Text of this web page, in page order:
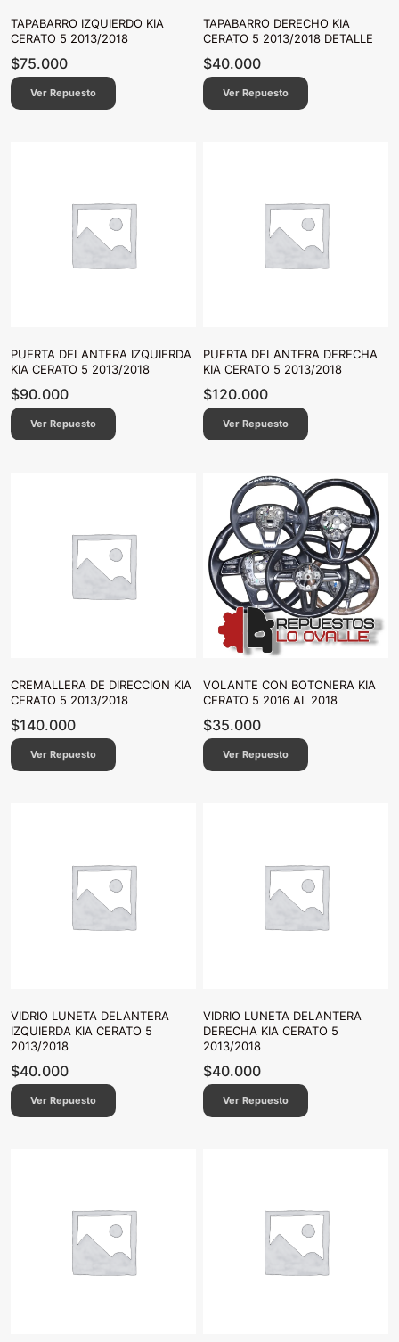
TAPABARRO IZQUIERDO KIA
CERATO 5 2013/2018
$75.000
Ver Repuesto
TAPABARRO DERECHO KIA
CERATO 5 2013/2018 DETALLE
$40.000
Ver Repuesto
PUERTA DELANTERA IZQUIERDA
KIA CERATO 5 2013/2018
$90.000
Ver Repuesto
PUERTA DELANTERA DERECHA
KIA CERATO 5 2013/2018
$120.000
Ver Repuesto
CREMALLERA DE DIRECCION KIA
CERATO 5 2013/2018
$140.000
Ver Repuesto
VOLANTE CON BOTONERA KIA
CERATO 5 2016 AL 2018
$35.000
Ver Repuesto
VIDRIO LUNETA DELANTERA
IZQUIERDA KIA CERATO 5
2013/2018
$40.000
Ver Repuesto
VIDRIO LUNETA DELANTERA
DERECHA KIA CERATO 5
2013/2018
$40.000
Ver Repuesto